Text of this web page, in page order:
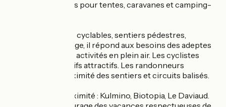
des emplacements pour tentes, caravanes et camping-
Proche des pistes cyclables, sentiers pédestres,
commerces et plage, il répond aux besoins des adeptes
de la nature et des activités en plein air. Les cyclistes
bénéficient de tarifs attractifs. Les randonneurs
apprécient la proximité des sentiers et circuits balisés.
À découvrir à proximité : Kulmino, Biotopia, Le Daviaud.